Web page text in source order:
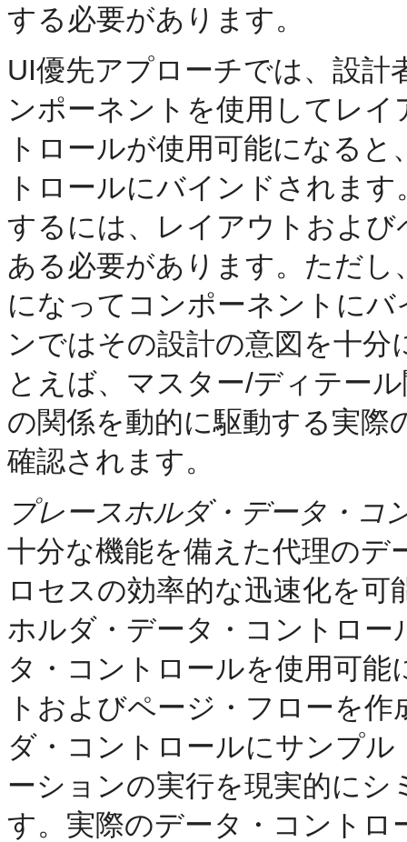
する必要があります。
UI優先アプローチでは、設
ンポーネントを使用してレ
トロールが使用可能になる
トロールにバインドされま
するには、レイアウトおよ
ある必要があります。ただ
になってコンポーネントに
ンではその設計の意図を十
とえば、マスター/ディテー
の関係を動的に駆動する実際
確認されます。
プレースホルダ・データ・コ
十分な機能を備えた代理のデ
ロセスの効率的な迅速化を
ホルダ・データ・コントロ
タ・コントロールを使用可
トおよびページ・フローを
ダ・コントロールにサンプ
ーションの実行を現実的に
す。実際のデータ・コント